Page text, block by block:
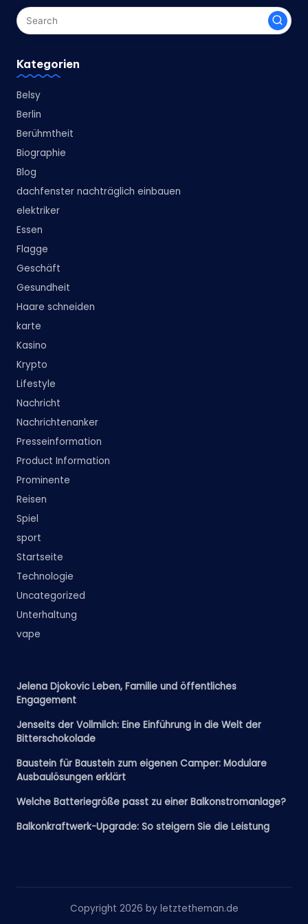
Kategorien
Belsy
Berlin
Berühmtheit
Biographie
Blog
dachfenster nachträglich einbauen
elektriker
Essen
Flagge
Geschäft
Gesundheit
Haare schneiden
karte
Kasino
Krypto
Lifestyle
Nachricht
Nachrichtenanker
Presseinformation
Product Information
Prominente
Reisen
Spiel
sport
Startseite
Technologie
Uncategorized
Unterhaltung
vape
Jelena Djokovic Leben, Familie und öffentliches
Engagement
Jenseits der Vollmilch: Eine Einführung in die Welt der
Bitterschokolade
Baustein für Baustein zum eigenen Camper: Modulare
Ausbaulösungen erklärt
Welche Batteriegröße passt zu einer Balkonstromanlage?
Balkonkraftwerk-Upgrade: So steigern Sie die Leistung
Copyright 2026 by letztetheman.de